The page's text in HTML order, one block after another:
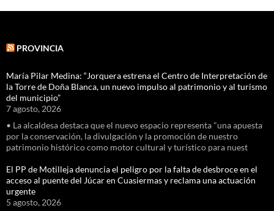
PROVINCIA
María Pilar Medina: “Jorquera estrena el Centro de Interpretación de
la Torre de Doña Blanca, un nuevo impulso al patrimonio y al turismo
del municipio”
7 agosto, 2026
• La alcaldesa destaca que el nuevo espacio representa "una apuesta
por la conservación, la divulgación y la promoción de nuestro
patrimonio histórico como motor cultural y turístico para nuest
El PP de Motilleja denuncia el peligro por la falta de desbroce en el
acceso al puente del Júcar en Cuasiermas y reclama una actuación
urgente
5 agosto, 2026